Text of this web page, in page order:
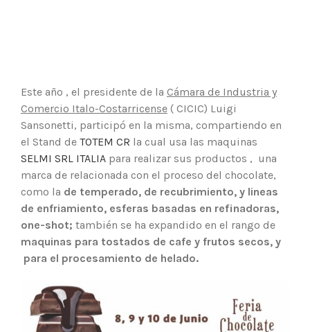
Este año , el presidente de la Cámara de Industria y
Comercio Italo-Costarricense ( CICIC) Luigi
Sansonetti, participó en la misma, compartiendo en
el Stand de TOTEM CR la cual usa las maquinas
SELMI SRL ITALIA para realizar sus productos , una
marca de relacionada con el proceso del chocolate,
como la de temperado, de recubrimiento, y lineas
de enfriamiento, esferas basadas en refinadoras,
one-shot; también se ha expandido en el rango de
maquinas para tostados de cafe y frutos secos, y
para el procesamiento de helado.